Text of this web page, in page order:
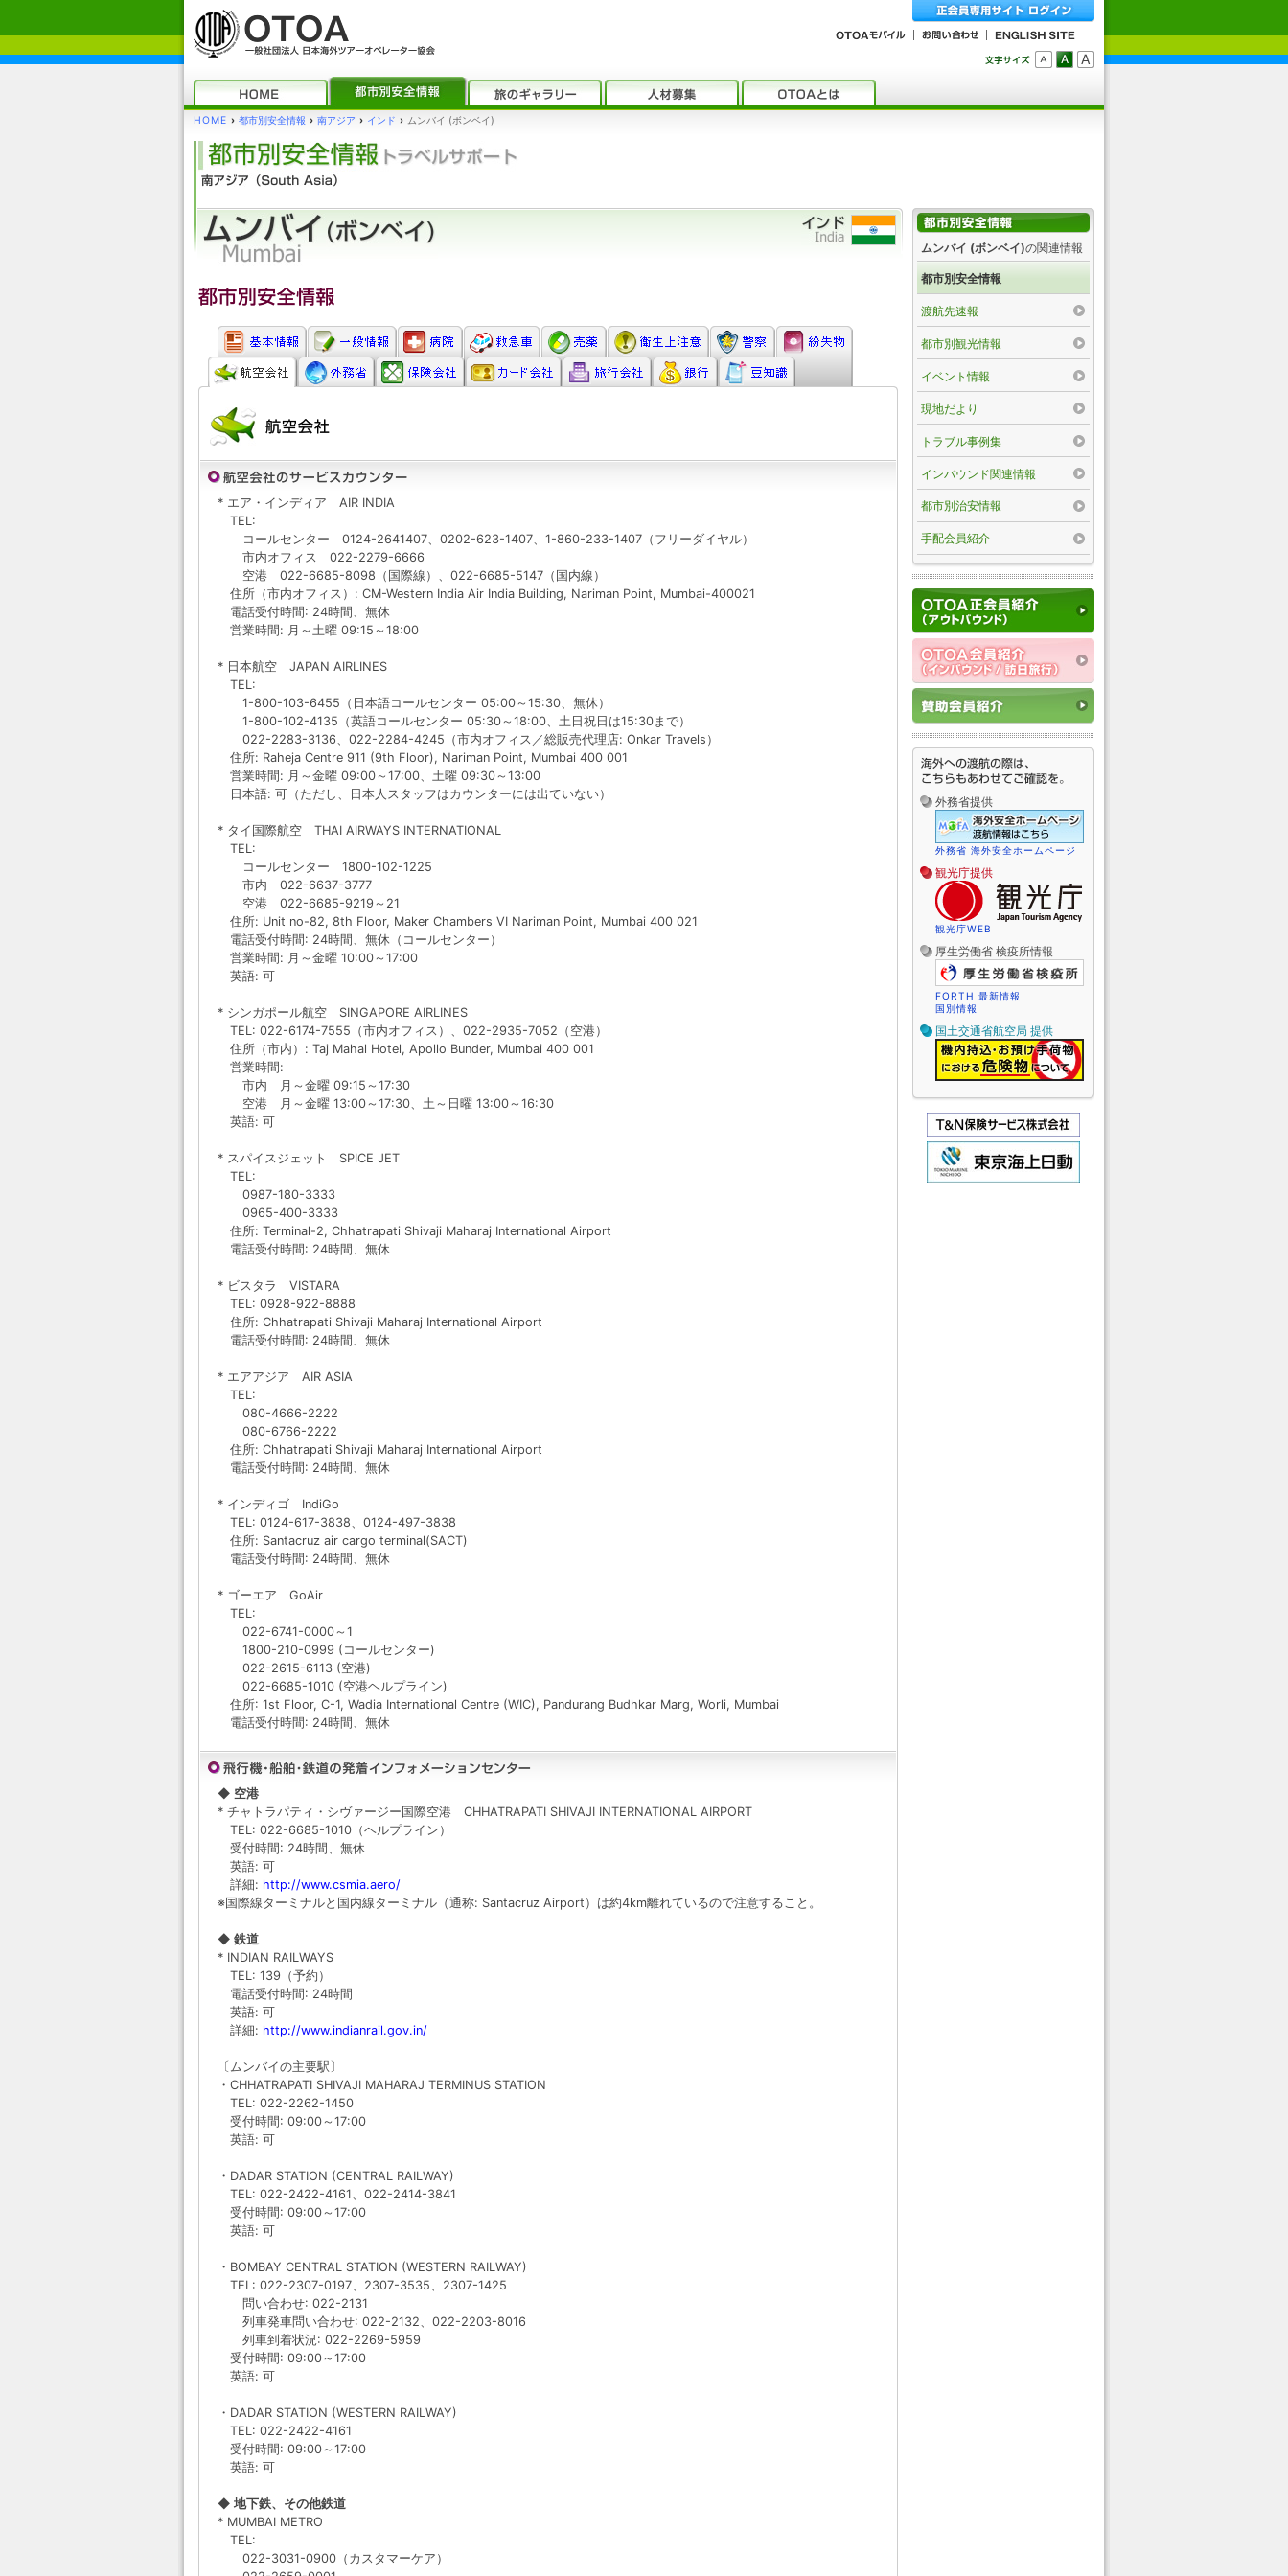
HOME › 都市別安全情報 › 南アジア › インド › ムンバイ (ボンベイ)
* エア・インディア AIR INDIA
TEL:
コールセンター 0124-2641407、0202-623-1407、1-860-233-1407（フリーダイヤル）
市内オフィス 022-2279-6666
空港 022-6685-8098（国際線）、022-6685-5147（国内線）
住所（市内オフィス）: CM-Western India Air India Building, Nariman Point, Mumbai-400021
電話受付時間: 24時間、無休
営業時間: 月～土曜 09:15～18:00
* 日本航空 JAPAN AIRLINES
TEL:
1-800-103-6455（日本語コールセンター 05:00～15:30、無休）
1-800-102-4135（英語コールセンター 05:30～18:00、土日祝日は15:30まで）
022-2283-3136、022-2284-4245（市内オフィス／総販売代理店: Onkar Travels）
住所: Raheja Centre 911 (9th Floor), Nariman Point, Mumbai 400 001
営業時間: 月～金曜 09:00～17:00、土曜 09:30～13:00
日本語: 可（ただし、日本人スタッフはカウンターには出ていない）
* タイ国際航空 THAI AIRWAYS INTERNATIONAL
TEL:
コールセンター 1800-102-1225
市内 022-6637-3777
空港 022-6685-9219～21
住所: Unit no-82, 8th Floor, Maker Chambers VI Nariman Point, Mumbai 400 021
電話受付時間: 24時間、無休（コールセンター）
営業時間: 月～金曜 10:00～17:00
英語: 可
* シンガポール航空 SINGAPORE AIRLINES
TEL: 022-6174-7555（市内オフィス）、022-2935-7052（空港）
住所（市内）: Taj Mahal Hotel, Apollo Bunder, Mumbai 400 001
営業時間:
市内 月～金曜 09:15～17:30
空港 月～金曜 13:00～17:30、土～日曜 13:00～16:30
英語: 可
* スパイスジェット SPICE JET
TEL:
0987-180-3333
0965-400-3333
住所: Terminal-2, Chhatrapati Shivaji Maharaj International Airport
電話受付時間: 24時間、無休
* ビスタラ VISTARA
TEL: 0928-922-8888
住所: Chhatrapati Shivaji Maharaj International Airport
電話受付時間: 24時間、無休
* エアアジア AIR ASIA
TEL:
080-4666-2222
080-6766-2222
住所: Chhatrapati Shivaji Maharaj International Airport
電話受付時間: 24時間、無休
* インディゴ IndiGo
TEL: 0124-617-3838、0124-497-3838
住所: Santacruz air cargo terminal(SACT)
電話受付時間: 24時間、無休
* ゴーエア GoAir
TEL:
022-6741-0000～1
1800-210-0999 (コールセンター)
022-2615-6113 (空港)
022-6685-1010 (空港ヘルプライン)
住所: 1st Floor, C-1, Wadia International Centre (WIC), Pandurang Budhkar Marg, Worli, Mumbai
電話受付時間: 24時間、無休
◆ 空港
* チャトラパティ・シヴァージー国際空港 CHHATRAPATI SHIVAJI INTERNATIONAL AIRPORT
TEL: 022-6685-1010（ヘルプライン）
受付時間: 24時間、無休
英語: 可
詳細: http://www.csmia.aero/
※国際線ターミナルと国内線ターミナル（通称: Santacruz Airport）は約4km離れているので注意すること。
◆ 鉄道
* INDIAN RAILWAYS
TEL: 139（予約）
電話受付時間: 24時間
英語: 可
詳細: http://www.indianrail.gov.in/
〔ムンバイの主要駅〕
・CHHATRAPATI SHIVAJI MAHARAJ TERMINUS STATION
TEL: 022-2262-1450
受付時間: 09:00～17:00
英語: 可
・DADAR STATION (CENTRAL RAILWAY)
TEL: 022-2422-4161、022-2414-3841
受付時間: 09:00～17:00
英語: 可
・BOMBAY CENTRAL STATION (WESTERN RAILWAY)
TEL: 022-2307-0197、2307-3535、2307-1425
問い合わせ: 022-2131
列車発車問い合わせ: 022-2132、022-2203-8016
列車到着状況: 022-2269-5959
受付時間: 09:00～17:00
英語: 可
・DADAR STATION (WESTERN RAILWAY)
TEL: 022-2422-4161
受付時間: 09:00～17:00
英語: 可
◆ 地下鉄、その他鉄道
* MUMBAI METRO
TEL:
022-3031-0900（カスタマーケア）
ムンバイ (ボンベイ)の関連情報
都市別安全情報
渡航先速報
都市別観光情報
イベント情報
現地だより
トラブル事例集
インバウンド関連情報
都市別治安情報
手配会員紹介
外務省提供
外務省 海外安全ホームページ
観光庁提供
観光庁WEB
厚生労働省 検疫所情報
FORTH 最新情報
国別情報
国土交通省航空局 提供